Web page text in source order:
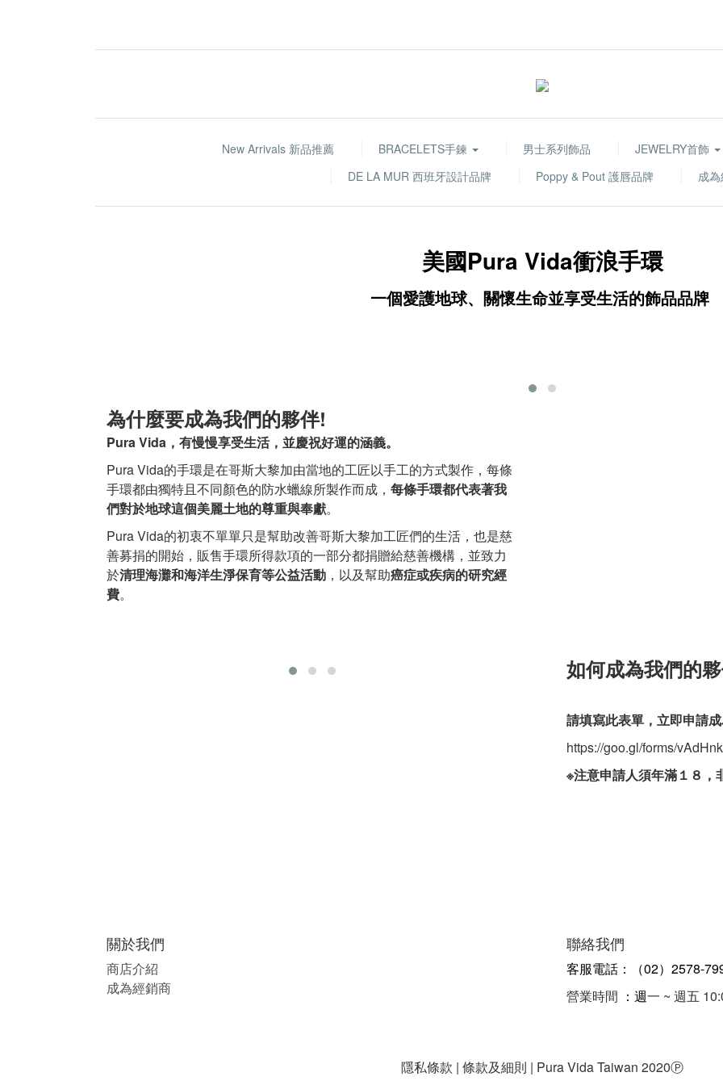
New Arrivals 新品推薦 BRACELETS手鍊 男士系列飾品 JEWELRY首飾
DE LA MUR 西班牙設計品牌
Poppy & Pout 護唇品牌 成
美國Pura Vida衝浪手環
一個愛護地球、關懷生命並享受生活的飾品品牌
為什麼要成為我們的夥伴!
Pura Vida，有慢慢享受生活，並慶祝好運的涵義。
Pura Vida的手環是在哥斯大黎加由當地的工匠以手工的方式製作，每條
手環都由獨特且不同顏色的防水蠟線所製作而成， 每條手環都代表著我
們對於地球這個美麗土地的尊重與奉獻。
Pura Vida的初衷不單單只是幫助改善哥斯大黎加工匠們的生活，也是慈
善募捐的開始，販售手環所得款項的一部分都捐贈給慈善機構，並致力
於清理海灘和海洋生淨保育等公益活動 ，以及幫助癌症或疾病的研究經
費。
如何成為我們的
請填寫此表單，立即申請
https://goo.gl/forms/
※注意申請人須年滿１８，
關於我們
商店介紹
成為經銷商
聯絡我們
客服電話：（02）2578-
營業時間 ：週一 ~ 週五
隱私條款 | 條款及細則 | Pura Vida Taiwan 2020Ⓟ